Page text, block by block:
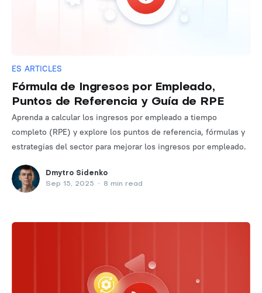
ES ARTICLES
Fórmula de Ingresos por Empleado,
Puntos de Referencia y Guía de RPE
Aprenda a calcular los ingresos por empleado a tiempo
completo (RPE) y explore los puntos de referencia, fórmulas y
estrategias del sector para mejorar los ingresos por empleado.
Dmytro Sidenko
Sep 15, 2025
• 8 min read